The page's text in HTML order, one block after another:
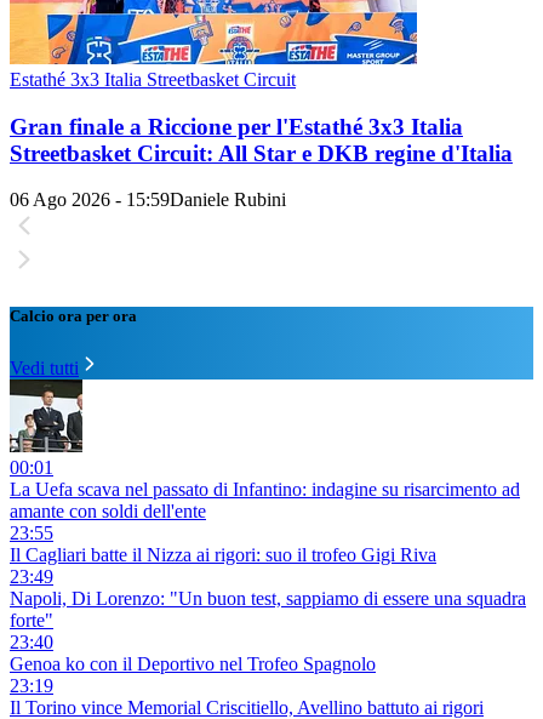
Estathé 3x3 Italia Streetbasket Circuit
Gran finale a Riccione per l'Estathé 3x3 Italia
Streetbasket Circuit: All Star e DKB regine d'Italia
06 Ago 2026 - 15:59Daniele Rubini
Calcio ora per ora
Vedi tutti
00:01
La Uefa scava nel passato di Infantino: indagine su risarcimento ad
amante con soldi dell'ente
23:55
Il Cagliari batte il Nizza ai rigori: suo il trofeo Gigi Riva
23:49
Napoli, Di Lorenzo: "Un buon test, sappiamo di essere una squadra
forte"
23:40
Genoa ko con il Deportivo nel Trofeo Spagnolo
23:19
Il Torino vince Memorial Criscitiello, Avellino battuto ai rigori